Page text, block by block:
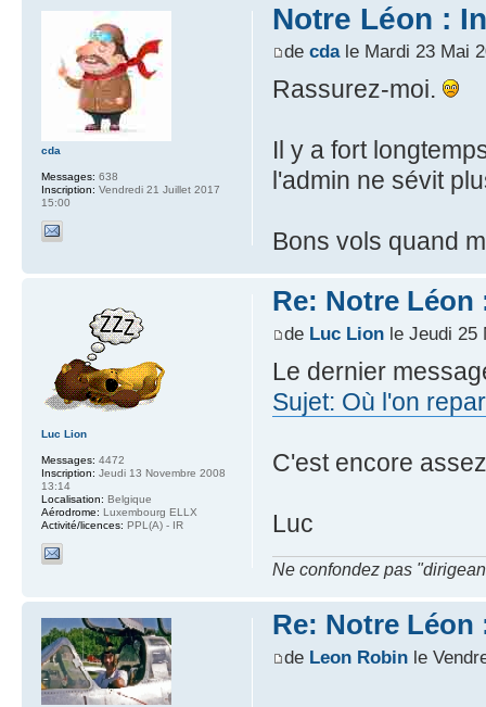
Notre Léon :
de cdale Mardi 23 Mai
Rassurez-moi.
Il y a fort
l'admin ne sévit
Bons vols quand
cda
Messages: 638
Inscription: Vendredi 21 Juillet 2017
15:00
Re: Notre Léon
de Luc Lionle Jeudi 25
Le dernier
Sujet: Où l'on
C'est encore
Luc
Ne confondez pas
Luc Lion
Messages: 4472
Inscription: Jeudi 13 Novembre 2008
13:14
Localisation: Belgique
Aérodrome: Luxembourg ELLX
Activité/licences: PPL(A) - IR
Re: Notre Léon
de Leon Robinle